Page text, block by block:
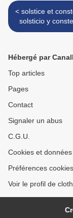
< solstice et constellations -
solsticio y
Hébergé par
Top articles
Pages
Contact
Signaler un abus
C.G.U.
Cookies et
Préférences cookies
Voir le profil de